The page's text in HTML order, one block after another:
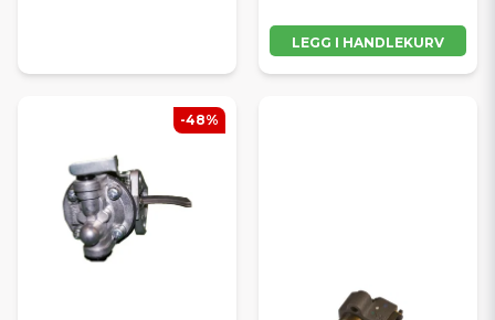
LEGG I HANDLEKURV
-48%